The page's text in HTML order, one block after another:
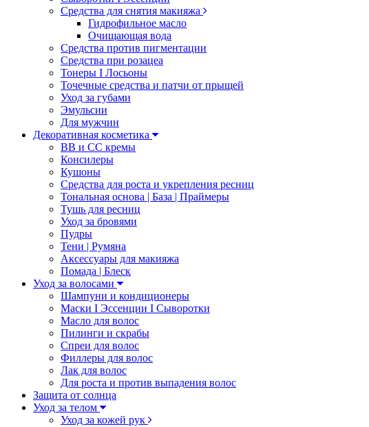
Средства для снятия макияжа
Гидрофильное масло
Очищающая вода
Средства против пигментации
Средства при розацеа
Тонеры I Лосьоны
Точечные средства и патчи от прыщей
Уход за губами
Эмульсии
Для мужчин
Декоративная косметика
ВВ и СС кремы
Консилеры
Кушоны
Средства для роста и укрепления ресниц
Тональная основа | База | Праймеры
Тушь для ресниц
Уход за бровями
Пудры
Тени | Румяна
Аксессуары для макияжа
Помада | Блеск
Уход за волосами
Шампуни и кондиционеры
Маски I Эссенции I Сыворотки
Масло для волос
Пилинги и скрабы
Спреи для волос
Филлеры для волос
Лак для волос
Для роста и против выпадения волос
Защита от солнца
Уход за телом
Уход за кожей рук